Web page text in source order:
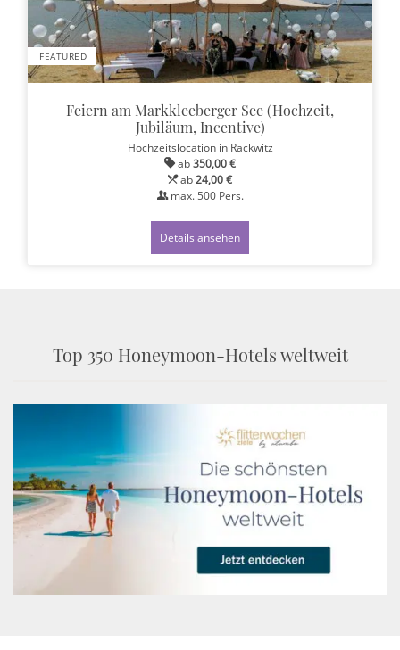
FEATURED
Feiern am Markkleeberger See (Hochzeit,
Jubiläum, Incentive)
Hochzeitslocation in Rackwitz
ab350,00 €
ab24,00 €
max. 500Pers.
Details ansehen
Top 350 Honeymoon-Hotels weltweit